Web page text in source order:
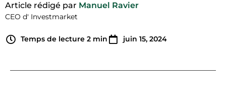
Article rédigé par Manuel Ravier
CEO d' Investmarket
Temps de lecture 2 min juin 15, 2024